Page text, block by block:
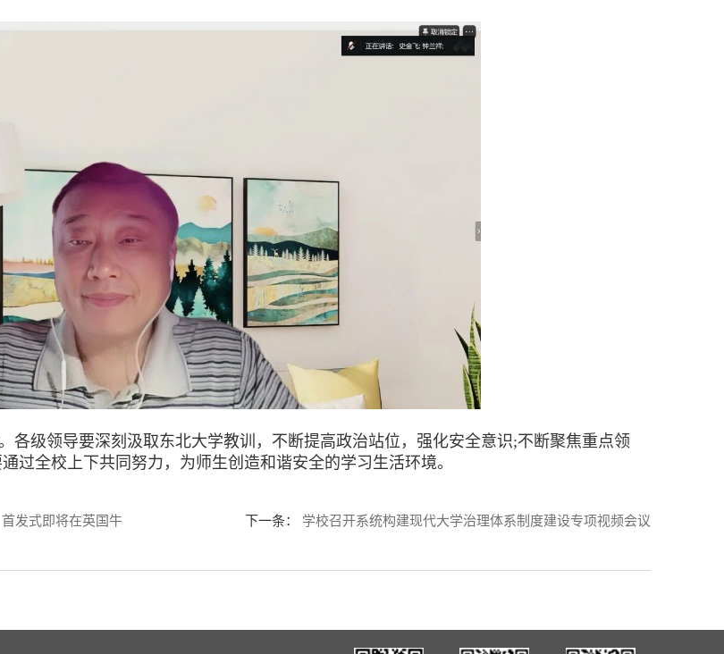
级领导要深刻汲取东北大学教训，不断提高政治站位，强化安全意识;不断聚焦重点领
过全校上下共同努力，为师生创造和谐安全的学习生活环境。
发式即将在英国牛
下一条： 学校召开系统构建现代大学治理体系制度建设专项视频会议